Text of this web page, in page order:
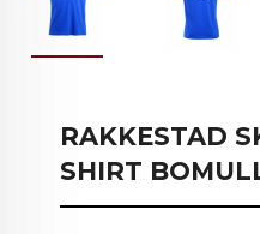
RAKKESTAD
SHIRT